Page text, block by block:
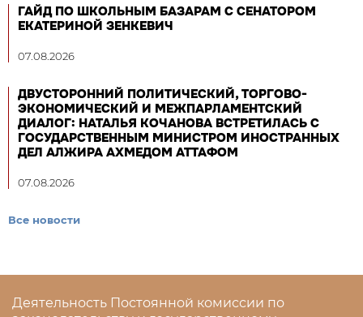
ГАЙД ПО ШКОЛЬНЫМ БАЗАРАМ С СЕНАТОРОМ
ЕКАТЕРИНОЙ ЗЕНКЕВИЧ
07.08.2026
ДВУСТОРОННИЙ ПОЛИТИЧЕСКИЙ, ТОРГОВО-
ЭКОНОМИЧЕСКИЙ И МЕЖПАРЛАМЕНТСКИЙ
ДИАЛОГ: НАТАЛЬЯ КОЧАНОВА ВСТРЕТИЛАСЬ С
ГОСУДАРСТВЕННЫМ МИНИСТРОМ ИНОСТРАННЫХ
ДЕЛ АЛЖИРА АХМЕДОМ АТТАФОМ
07.08.2026
Все новости
Деятельность Постоянной комиссии по